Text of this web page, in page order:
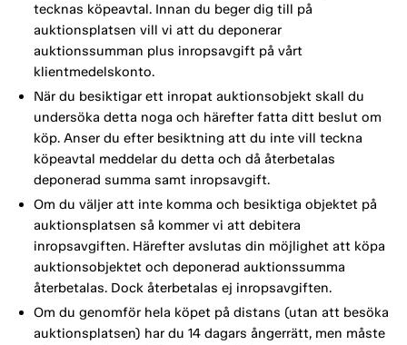
tecknas köpeavtal. Innan du beger dig till på
auktionsplatsen vill vi att du deponerar
auktionssumman plus inropsavgift på vårt
klientmedelskonto.
När du besiktigar ett inropat auktionsobjekt skall du
undersöka detta noga och härefter fatta ditt beslut om
köp. Anser du efter besiktning att du inte vill teckna
köpeavtal meddelar du detta och då återbetalas
deponerad summa samt inropsavgift.
Om du väljer att inte komma och besiktiga objektet på
auktionsplatsen så kommer vi att debitera
inropsavgiften. Härefter avslutas din möjlighet att köpa
auktionsobjektet och deponerad auktionssumma
återbetalas. Dock återbetalas ej inropsavgiften.
Om du genomför hela köpet på distans (utan att besöka
auktionsplatsen) har du 14 dagars ångerrätt, men måste